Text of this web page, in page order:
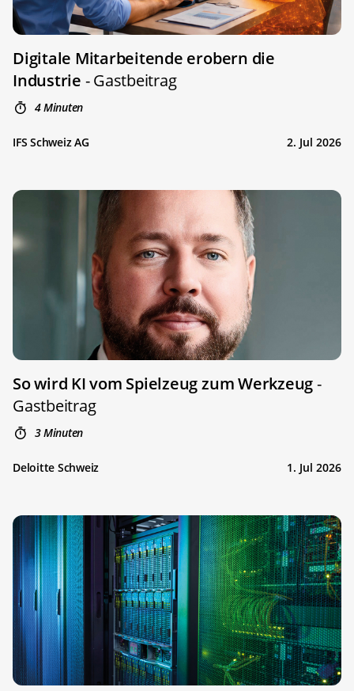
Digitale Mitarbeitende erobern die
Industrie - Gastbeitrag
4 Minuten
IFS Schweiz AG 2. Jul 2026
So wird KI vom Spielzeug zum Werkzeug-
Gastbeitrag
3 Minuten
Deloitte Schweiz 1. Jul 2026